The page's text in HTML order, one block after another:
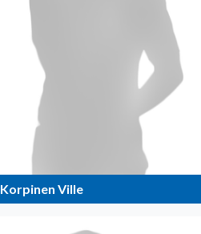
Korpinen Ville